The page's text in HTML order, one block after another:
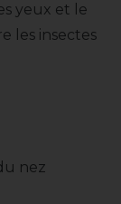
yeux et le
les insectes
nez